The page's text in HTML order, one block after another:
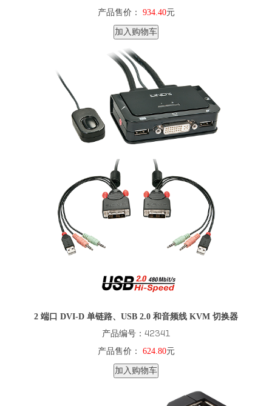
产品售价： 934.40元
加入购物车
2 端口 DVI-D 单链路、USB 2.0 和音频线 KVM 切换器
产品编号：42341
产品售价： 624.80元
加入购物车